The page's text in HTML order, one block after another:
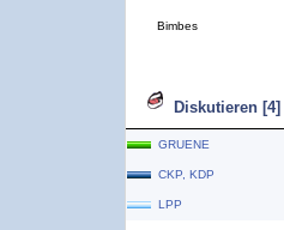
Bimbes
Diskutieren [4]
GRUENE
CKP, KDP
LPP